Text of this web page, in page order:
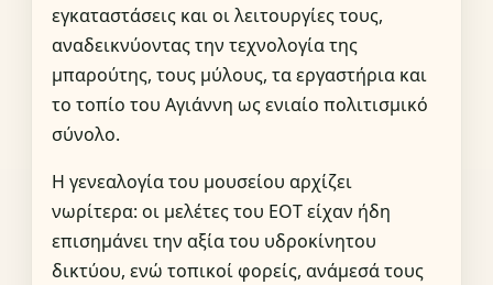
εγκαταστάσεις και οι λειτουργίες τους,
αναδεικνύοντας την τεχνολογία της
μπαρούτης, τους μύλους, τα εργαστήρια και
το τοπίο του Αγιάννη ως ενιαίο πολιτισμικό
σύνολο.
Η γενεαλογία του μουσείου αρχίζει
νωρίτερα: οι μελέτες του ΕΟΤ είχαν ήδη
επισημάνει την αξία του υδροκίνητου
δικτύου, ενώ τοπικοί φορείς, ανάμεσά τους